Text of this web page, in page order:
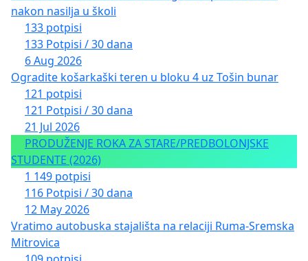
nakon nasilja u školi
133 potpisi
133 Potpisi / 30 dana
6 Aug 2026
Ogradite košarkaški teren u bloku 4 uz Tošin bunar
121 potpisi
121 Potpisi / 30 dana
21 Jul 2026
PRODUŽENJE ROKA ZA STARE/PREDBOLONJSKE
STUDENTE (2026)
1 149 potpisi
116 Potpisi / 30 dana
12 May 2026
Vratimo autobuska stajališta na relaciji Ruma-Sremska
Mitrovica